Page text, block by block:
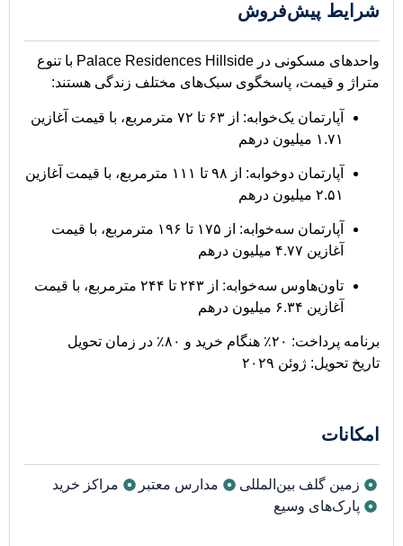
شرایط پیش‌فروش
واحدهای مسکونی در Palace Residences Hillside با تنوع
متراژ و قیمت، پاسخگوی سبک‌های مختلف زندگی هستند:
آپارتمان یک‌خوابه: از ۶۳ تا ۷۲ مترمربع، با قیمت آغازین
۱.۷۱ میلیون درهم
آپارتمان دو‌خوابه: از ۹۸ تا ۱۱۱ مترمربع، با قیمت آغازین
۲.۵۱ میلیون درهم
آپارتمان سه‌خوابه: از ۱۷۵ تا ۱۹۶ مترمربع، با قیمت
آغازین ۴.۷۷ میلیون درهم
تاون‌هاوس سه‌خوابه: از ۲۴۳ تا ۲۴۴ مترمربع، با قیمت
آغازین ۶.۳۴ میلیون درهم
برنامه پرداخت: ۲۰٪ هنگام خرید و ۸۰٪ در زمان تحویل
تاریخ تحویل: ژوئن ۲۰۲۹
امکانات
زمین گلف بین‌المللی مدارس معتبر
مراکز خرید
پارک‌های وسیع